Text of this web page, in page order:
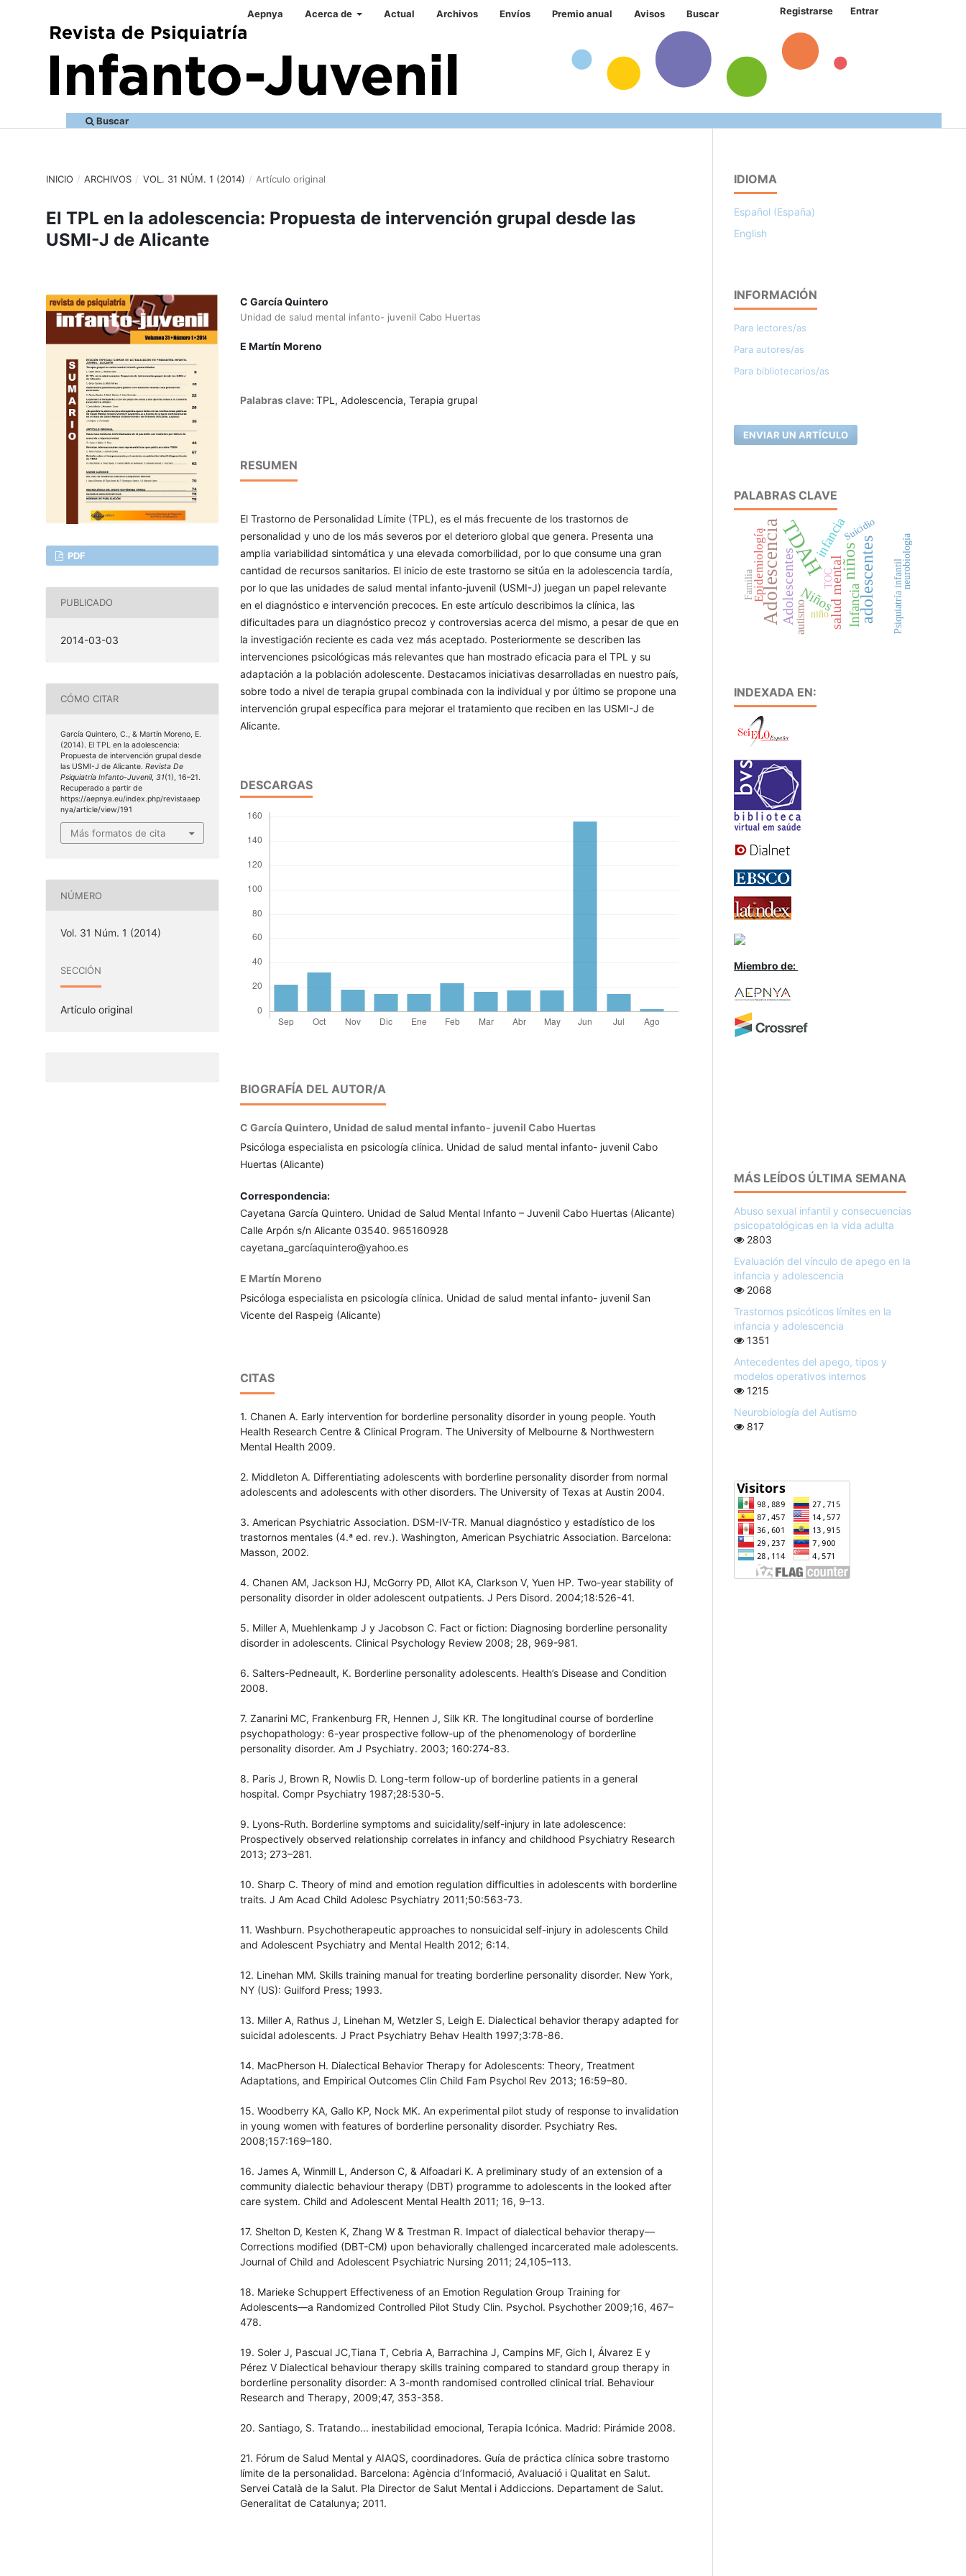
Aepnya Acerca de Actual Archivos Envíos Premio anual Avisos Buscar Registrarse Entrar
Buscar
INICIO / ARCHIVOS / VOL. 31 NÚM. 1 (2014) / Artículo original
El TPL en la adolescencia: Propuesta de intervención grupal desde las
USMI-J de Alicante
PDF
PUBLICADO
2014-03-03
CÓMO CITAR
García Quintero, C., & Martín Moreno, E.
(2014). El TPL en la adolescencia:
Propuesta de intervención grupal desde
las USMI-J de Alicante. Revista De
Psiquiatría Infanto-Juvenil, 31(1), 16–21.
Recuperado a partir de
https://aepnya.eu/index.php/revistaaep
nya/article/view/191
Más formatos de cita
NÚMERO
Vol. 31 Núm. 1 (2014)
SECCIÓN
Artículo original
C García Quintero
Unidad de salud mental infanto- juvenil Cabo Huertas
E Martín Moreno
Palabras clave: TPL, Adolescencia, Terapia grupal
RESUMEN
El Trastorno de Personalidad Límite (TPL), es el más frecuente de los trastornos de
personalidad y uno de los más severos por el deterioro global que genera. Presenta una
amplia variabilidad sintomática y una elevada comorbilidad, por lo que consume una gran
cantidad de recursos sanitarios. El inicio de este trastorno se sitúa en la adolescencia tardía,
por lo que las unidades de salud mental infanto-juvenil (USMI-J) juegan un papel relevante
en el diagnóstico e intervención precoces. En este artículo describimos la clínica, las
dificultades para un diagnóstico precoz y controversias acerca del mismo, a pesar de que en
la investigación reciente es cada vez más aceptado. Posteriormente se describen las
intervenciones psicológicas más relevantes que han mostrado eficacia para el TPL y su
adaptación a la población adolescente. Destacamos iniciativas desarrolladas en nuestro país,
sobre todo a nivel de terapia grupal combinada con la individual y por último se propone una
intervención grupal específica para mejorar el tratamiento que reciben en las USMI-J de
Alicante.
DESCARGAS
BIOGRAFÍA DEL AUTOR/A
C García Quintero, Unidad de salud mental infanto- juvenil Cabo Huertas
Psicóloga especialista en psicología clínica. Unidad de salud mental infanto- juvenil Cabo
Huertas (Alicante)
Correspondencia:
Cayetana García Quintero. Unidad de Salud Mental Infanto – Juvenil Cabo Huertas (Alicante)
Calle Arpón s/n Alicante 03540. 965160928
cayetana_garcíaquintero@yahoo.es
E Martín Moreno
Psicóloga especialista en psicología clínica. Unidad de salud mental infanto- juvenil San
Vicente del Raspeig (Alicante)
CITAS
1. Chanen A. Early intervention for borderline personality disorder in young people. Youth
Health Research Centre & Clinical Program. The University of Melbourne & Northwestern
Mental Health 2009.
2. Middleton A. Differentiating adolescents with borderline personality disorder from normal
adolescents and adolescents with other disorders. The University of Texas at Austin 2004.
3. American Psychiatric Association. DSM-IV-TR. Manual diagnóstico y estadístico de los
trastornos mentales (4.ª ed. rev.). Washington, American Psychiatric Association. Barcelona:
Masson, 2002.
4. Chanen AM, Jackson HJ, McGorry PD, Allot KA, Clarkson V, Yuen HP. Two-year stability of
personality disorder in older adolescent outpatients. J Pers Disord. 2004;18:526-41.
5. Miller A, Muehlenkamp J y Jacobson C. Fact or fiction: Diagnosing borderline personality
disorder in adolescents. Clinical Psychology Review 2008; 28, 969-981.
6. Salters-Pedneault, K. Borderline personality adolescents. Health’s Disease and Condition
2008.
7. Zanarini MC, Frankenburg FR, Hennen J, Silk KR. The longitudinal course of borderline
psychopathology: 6-year prospective follow-up of the phenomenology of borderline
personality disorder. Am J Psychiatry. 2003; 160:274-83.
8. Paris J, Brown R, Nowlis D. Long-term follow-up of borderline patients in a general
hospital. Compr Psychiatry 1987;28:530-5.
9. Lyons-Ruth. Borderline symptoms and suicidality/self-injury in late adolescence:
Prospectively observed relationship correlates in infancy and childhood Psychiatry Research
2013; 273–281.
10. Sharp C. Theory of mind and emotion regulation difficulties in adolescents with borderline
traits. J Am Acad Child Adolesc Psychiatry 2011;50:563-73.
11. Washburn. Psychotherapeutic approaches to nonsuicidal self-injury in adolescents Child
and Adolescent Psychiatry and Mental Health 2012; 6:14.
12. Linehan MM. Skills training manual for treating borderline personality disorder. New York,
NY (US): Guilford Press; 1993.
13. Miller A, Rathus J, Linehan M, Wetzler S, Leigh E. Dialectical behavior therapy adapted for
suicidal adolescents. J Pract Psychiatry Behav Health 1997;3:78-86.
14. MacPherson H. Dialectical Behavior Therapy for Adolescents: Theory, Treatment
Adaptations, and Empirical Outcomes Clin Child Fam Psychol Rev 2013; 16:59–80.
15. Woodberry KA, Gallo KP, Nock MK. An experimental pilot study of response to invalidation
in young women with features of borderline personality disorder. Psychiatry Res.
2008;157:169–180.
16. James A, Winmill L, Anderson C, & Alfoadari K. A preliminary study of an extension of a
community dialectic behaviour therapy (DBT) programme to adolescents in the looked after
care system. Child and Adolescent Mental Health 2011; 16, 9–13.
17. Shelton D, Kesten K, Zhang W & Trestman R. Impact of dialectical behavior therapy—
Corrections modified (DBT-CM) upon behaviorally challenged incarcerated male adolescents.
Journal of Child and Adolescent Psychiatric Nursing 2011; 24,105–113.
18. Marieke Schuppert Effectiveness of an Emotion Regulation Group Training for
Adolescents—a Randomized Controlled Pilot Study Clin. Psychol. Psychother 2009;16, 467–
478.
19. Soler J, Pascual JC,Tiana T, Cebria A, Barrachina J, Campins MF, Gich I, Álvarez E y
Pérez V Dialectical behaviour therapy skills training compared to standard group therapy in
borderline personality disorder: A 3-month randomised controlled clinical trial. Behaviour
Research and Therapy, 2009;47, 353-358.
20. Santiago, S. Tratando... inestabilidad emocional, Terapia Icónica. Madrid: Pirámide 2008.
21. Fórum de Salud Mental y AIAQS, coordinadores. Guía de práctica clínica sobre trastorno
límite de la personalidad. Barcelona: Agència d’Informació, Avaluació i Qualitat en Salut.
Servei Català de la Salut. Pla Director de Salut Mental i Addiccions. Departament de Salut.
Generalitat de Catalunya; 2011.
IDIOMA
Español (España)
English
INFORMACIÓN
Para lectores/as
Para autores/as
Para bibliotecarios/as
ENVIAR UN ARTÍCULO
PALABRAS CLAVE
TDAH
Adolescencia niñosadolescentes
Adolescentes salud mentalInfancia
Niños
infancia
Epidemiología
autismo
TOC
Familia Psiquiatría infantilneurobiología
niño
Suicidio
INDEXADA EN:
Miembro de:
MÁS LEÍDOS ÚLTIMA SEMANA
Abuso sexual infantil y consecuencias
psicopatológicas en la vida adulta
2803
Evaluación del vínculo de apego en la
infancia y adolescencia
2068
Trastornos psicóticos límites en la
infancia y adolescencia
1351
Antecedentes del apego, tipos y
modelos operativos internos
1215
Neurobiología del Autismo
817